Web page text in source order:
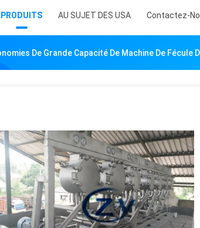
PRODUITS AU SUJET DES USA Contactez-
De Grande Capacité De Machine De Fécule